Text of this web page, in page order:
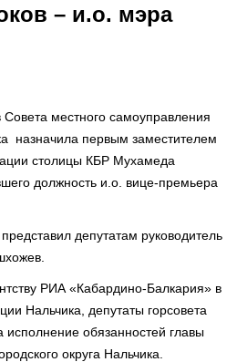
– и.о. мэра
Совета местного самоуправления
назначила первым заместителем
столицы КБР Мухамеда
должность и.о. вице-премьера
депутатам руководитель
РИА «Кабардино-Балкария» в
Нальчика, депутаты горсовета
обязанностей главы
округа Нальчика.